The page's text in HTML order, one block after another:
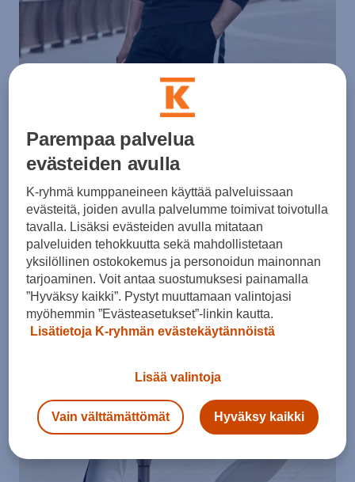
Parempaa palvelua
evästeiden avulla
K-ryhmä kumppaneineen käyttää palveluissaan
evästeitä, joiden avulla palvelumme toimivat toivotulla
tavalla. Lisäksi evästeiden avulla mitataan
palveluiden tehokkuutta sekä mahdollistetaan
yksilöllinen ostokokemus ja personoidun mainonnan
tarjoaminen. Voit antaa suostumuksesi painamalla
”Hyväksy kaikki”. Pystyt muuttamaan valintojasi
myöhemmin ”Evästeasetukset”-linkin kautta.
Lisätietoja K-ryhmän evästekäytännöistä
Lisää valintoja
Vain välttämättömät Hyväksy kaikki